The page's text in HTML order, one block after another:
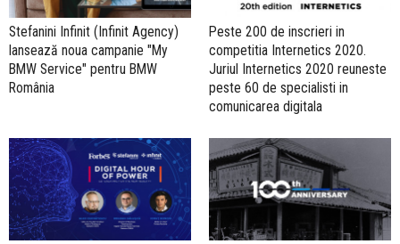
Stefanini Infinit (Infinit Agency)
lansează noua campanie "My
BMW Service" pentru BMW
România
Peste 200 de inscrieri in
competitia Internetics 2020.
Juriul Internetics 2020 reuneste
peste 60 de specialisti in
comunicarea digitala